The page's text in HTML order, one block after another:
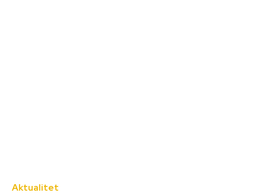
Aktualitet